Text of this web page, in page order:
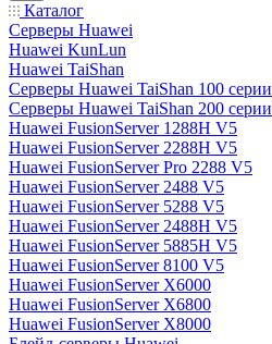
Каталог
Серверы Huawei
Huawei KunLun
Huawei TaiShan
Серверы Huawei TaiShan 100 серии
Серверы Huawei TaiShan 200 серии
Huawei FusionServer 1288H V5
Huawei FusionServer 2288H V5
Huawei FusionServer Pro 2288 V5
Huawei FusionServer 2488 V5
Huawei FusionServer 5288 V5
Huawei FusionServer 2488H V5
Huawei FusionServer 5885H V5
Huawei FusionServer 8100 V5
Huawei FusionServer X6000
Huawei FusionServer X6800
Huawei FusionServer X8000